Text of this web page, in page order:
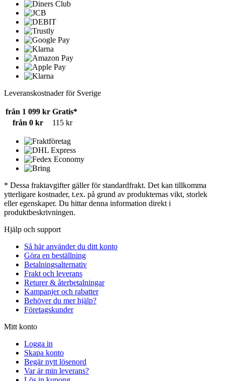
Leveranskostnader för Sverige
från 1 099 kr Gratis*
från 0 kr
115 kr
* Dessa fraktavgifter gäller för standardfrakt. Det kan tillkomma
ytterligare kostnader, t.ex. på grund av produkternas vikt, storlek
eller egenskaper. Du hittar denna information direkt i
produktbeskrivningen.
Hjälp och support
Så här använder du ditt konto
Göra en beställning
Betalningsalternativ
Frakt och leverans
Returer & återbetalningar
Kampanjer och rabatter
Behöver du mer hjälp?
Företagskunder
Mitt konto
Logga in
Skapa konto
Begär nytt lösenord
Var är min leverans?